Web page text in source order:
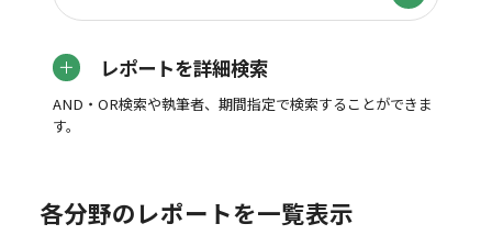
レポートを詳細検索
AND・OR検索や執筆者、期間指定で検索することができま
す。
各分野のレポートを一覧表示